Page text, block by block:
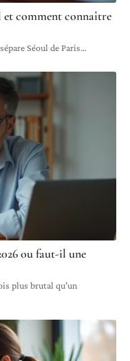
et comment connaître
Séoul de Paris…
ou faut-il une
plus brutal qu'un